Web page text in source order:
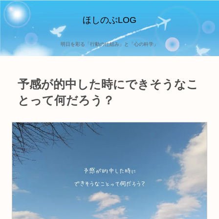
ほしのぶLOG
明日を彩る「行動の仕組み」と「心の科学」
予感が的中した時にできそうなこ
とって何だろう？